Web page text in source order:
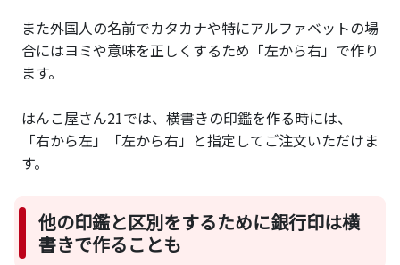
また外国人の名前でカタカナや特にアルファベットの場
合にはヨミや意味を正しくするため「左から右」で作り
ます。
はんこ屋さん21では、横書きの印鑑を作る時には、
「右から左」「左から右」と指定してご注文いただけま
す。
他の印鑑と区別をするために銀行印は横
書きで作ることも